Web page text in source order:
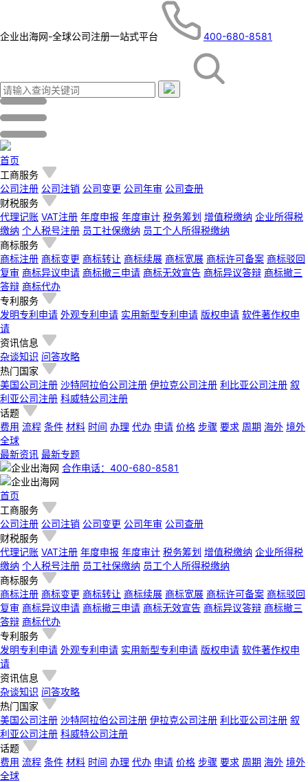
企业出海网-全球公司注册一站式平台 400-680-8581
首页
工商服务
公司注册 公司注销 公司变更 公司年审 公司查册
财税服务
代理记账 VAT注册 年度申报 年度审计 税务筹划 增值税缴纳 企业所得税
缴纳 个人税号注册 员工社保缴纳 员工个人所得税缴纳
商标服务
商标注册 商标变更 商标转让 商标续展 商标宽展 商标许可备案 商标驳回
复审 商标异议申请 商标撤三申请 商标无效宣告 商标异议答辩 商标撤三
答辩 商标代办
专利服务
发明专利申请 外观专利申请 实用新型专利申请 版权申请 软件著作权申
请
资讯信息
杂谈知识 问答攻略
热门国家
美国公司注册 沙特阿拉伯公司注册 伊拉克公司注册 利比亚公司注册 叙
利亚公司注册 科威特公司注册
话题
费用 流程 条件 材料 时间 办理 代办 申请 价格 步骤 要求 周期 海外 境外
全球
最新资讯 最新专题
合作电话：400-680-8581
首页
工商服务
公司注册 公司注销 公司变更 公司年审 公司查册
财税服务
代理记账 VAT注册 年度申报 年度审计 税务筹划 增值税缴纳 企业所得税
缴纳 个人税号注册 员工社保缴纳 员工个人所得税缴纳
商标服务
商标注册 商标变更 商标转让 商标续展 商标宽展 商标许可备案 商标驳回
复审 商标异议申请 商标撤三申请 商标无效宣告 商标异议答辩 商标撤三
答辩 商标代办
专利服务
发明专利申请 外观专利申请 实用新型专利申请 版权申请 软件著作权申
请
资讯信息
杂谈知识 问答攻略
热门国家
美国公司注册 沙特阿拉伯公司注册 伊拉克公司注册 利比亚公司注册 叙
利亚公司注册 科威特公司注册
话题
费用 流程 条件 材料 时间 办理 代办 申请 价格 步骤 要求 周期 海外 境外
全球